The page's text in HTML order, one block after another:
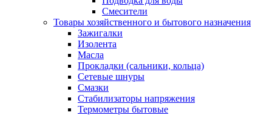
Смесители
Товары хозяйственного и бытового назначения
Зажигалки
Изолента
Масла
Прокладки (сальники, кольца)
Сетевые шнуры
Смазки
Стабилизаторы напряжения
Термометры бытовые